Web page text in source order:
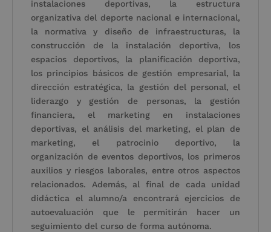
instalaciones deportivas, la estructura
organizativa del deporte nacional e internacional,
la normativa y diseño de infraestructuras, la
construcción de la instalación deportiva, los
espacios deportivos, la planificación deportiva,
los principios básicos de gestión empresarial, la
dirección estratégica, la gestión del personal, el
liderazgo y gestión de personas, la gestión
financiera, el marketing en instalaciones
deportivas, el análisis del marketing, el plan de
marketing, el patrocinio deportivo, la
organización de eventos deportivos, los primeros
auxilios y riesgos laborales, entre otros aspectos
relacionados. Además, al final de cada unidad
didáctica el alumno/a encontrará ejercicios de
autoevaluación que le permitirán hacer un
seguimiento del curso de forma autónoma.